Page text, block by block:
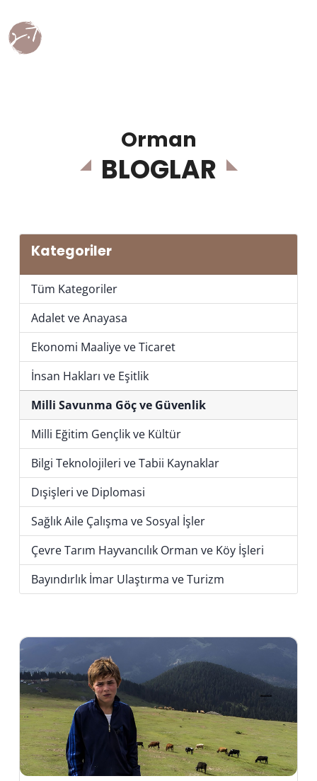
Orman
BLOGLAR
Kategoriler
Tüm Kategoriler
Adalet ve Anayasa
Ekonomi Maaliye ve Ticaret
İnsan Hakları ve Eşitlik
Milli Savunma Göç ve Güvenlik
Milli Eğitim Gençlik ve Kültür
Bilgi Teknolojileri ve Tabii Kaynaklar
Dışişleri ve Diplomasi
Sağlık Aile Çalışma ve Sosyal İşler
Çevre Tarım Hayvancılık Orman ve Köy İşleri
Bayındırlık İmar Ulaştırma ve Turizm